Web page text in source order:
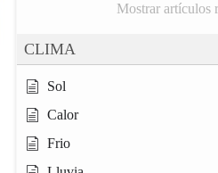
Mostrar artículos
CLIMA
Sol
Calor
Frio